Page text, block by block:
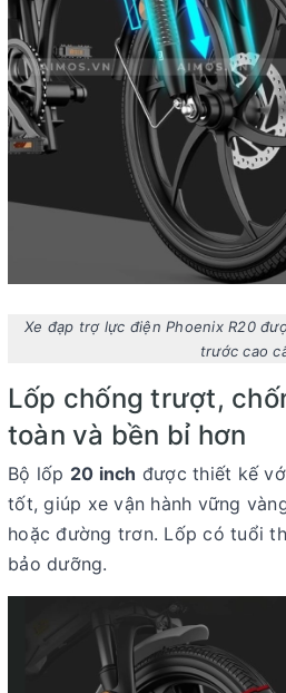
Xe đạp trợ lực điện Phoenix R20
trước cao
Lốp chống trượt,
toàn và bền bỉ hơn
Bộ lốp 20 inch được thiết kế
tốt, giúp xe vận hành vững
hoặc đường trơn. Lốp có tuổi
bảo dưỡng.